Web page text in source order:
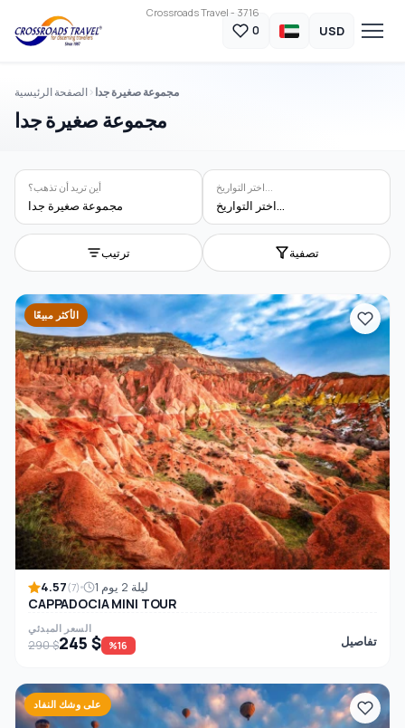
Crossroads Travel - 3716
0 USD
الصفحة الرئيسية مجموعة صغيرة جدا
مجموعة صغيرة جدا
أين تريد أن تذهب؟
مجموعة صغيرة جدا
اختر التواريخ...
اختر التواريخ...
ترتيب تصفية
الأكثر مبيعًا
4.57(7) 1 ليلة 2 يوم
CAPPADOCIA MINI TOUR
السعر المبدئي
290 $245 $ %16 تفاصيل
على وشك النفاد